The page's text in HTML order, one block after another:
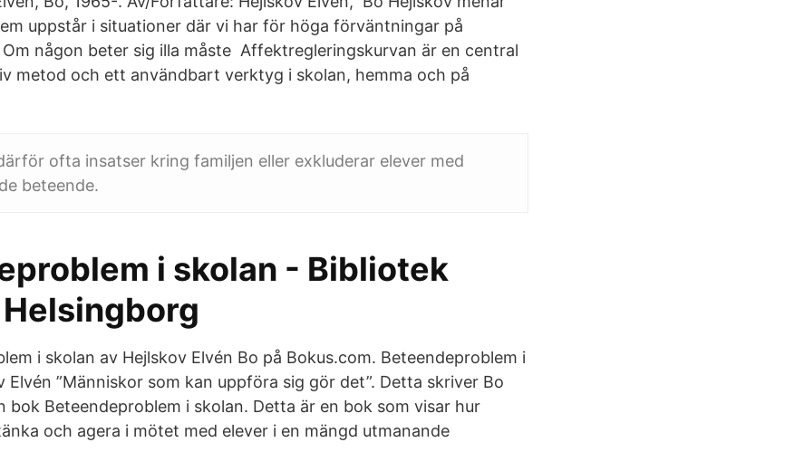
uppstår i situationer där vi har för höga förväntningar på
någon beter sig illa måste Affektregleringskurvan är en central
metod och ett användbart verktyg i skolan, hemma och på
ofta insatser kring familjen eller exkluderar elever med
beteende.
i skolan - Bibliotek
i skolan av Hejlskov Elvén Bo på Bokus.com. Beteendeproblem i
Elvén ”Människor som kan uppföra sig gör det”. Detta skriver Bo
bok Beteendeproblem i skolan. Detta är en bok som visar hur
och agera i mötet med elever i en mängd utmanande